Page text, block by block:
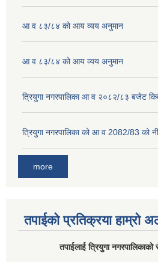
आ व ८३/८४ को आय व्यय अनुमान
आ व ८३/८४ को आय व्यय अनुमान
त्रियुगा नगरपालिका आ व २०८२/८३ बजेट
त्रियुगा नगरपालिका को आ व 2082/83 को
more
तपाईको प्रतिक्रया हाम्रो
तपाईलाई त्रियुगा नगरपालिकाको